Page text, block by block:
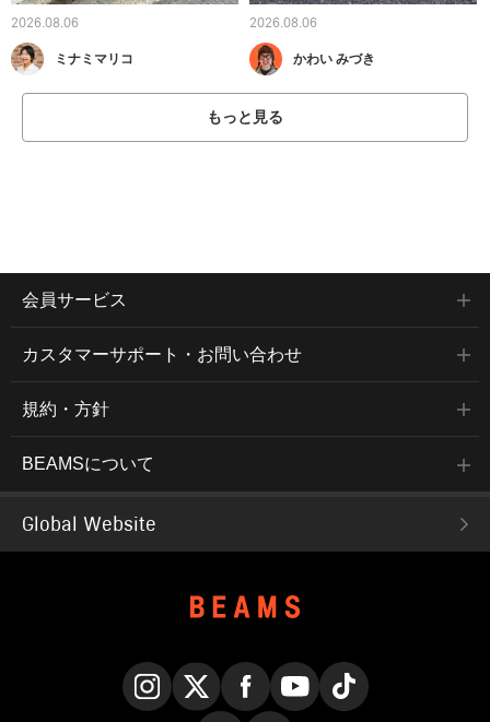
2026.08.06
ミナミマリコ
2026.08.06
かわい みづき
もっと見る
会員サービス
カスタマーサポート・お問い合わせ
規約・方針
BEAMSについて
Global Website